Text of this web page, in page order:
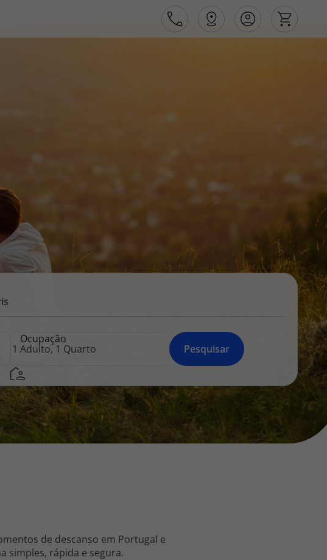
Apoio ao cliente no Estrangeiro
facilidade na marcação das suas viagens, tem ainda ao seu
dispor o nosso call center a funcionar todos os dias úteis das
10:00 às 20:00 e Sábado das 10:00 às 14:00.
Ocupação
Pesquisar
de descanso em Portugal e
simples, rápida e segura.